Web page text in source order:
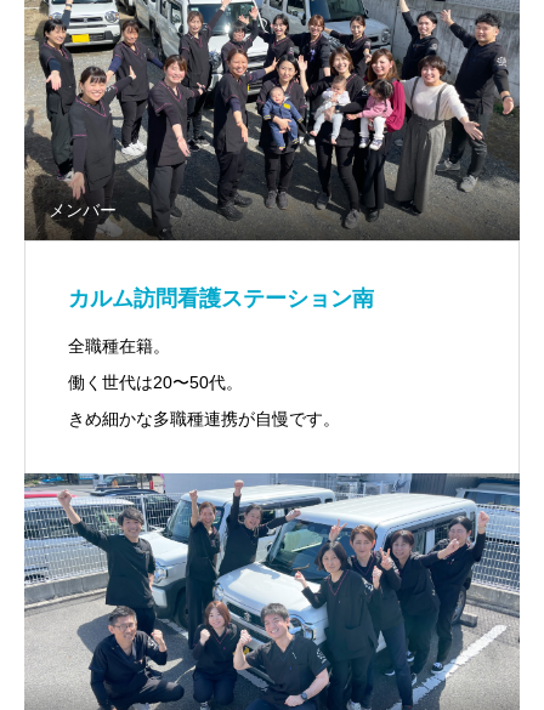
メンバー
カルム訪問看護ステーション南
全職種在籍。
働く世代は20〜50代。
きめ細かな多職種連携が自慢です。